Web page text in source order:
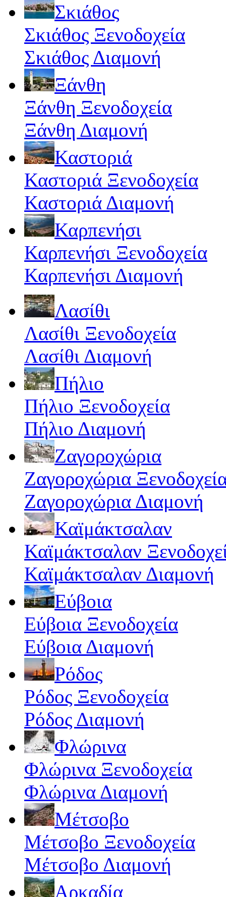
Σκιάθος
Σκιάθος Ξενοδοχεία
Σκιάθος Διαμονή
Ξάνθη
Ξάνθη Ξενοδοχεία
Ξάνθη Διαμονή
Καστοριά
Καστοριά Ξενοδοχεία
Καστοριά Διαμονή
Καρπενήσι
Καρπενήσι Ξενοδοχεία
Καρπενήσι Διαμονή
Λασίθι
Λασίθι Ξενοδοχεία
Λασίθι Διαμονή
Πήλιο
Πήλιο Ξενοδοχεία
Πήλιο Διαμονή
Ζαγοροχώρια
Ζαγοροχώρια
Ζαγοροχώρια Διαμονή
Καϊμάκτσαλαν
Καϊμάκτσαλαν
Καϊμάκτσαλαν Διαμονή
Εύβοια
Εύβοια Ξενοδοχεία
Εύβοια Διαμονή
Ρόδος
Ρόδος Ξενοδοχεία
Ρόδος Διαμονή
Φλώρινα
Φλώρινα Ξενοδοχεία
Φλώρινα Διαμονή
Μέτσοβο
Μέτσοβο Ξενοδοχεία
Μέτσοβο Διαμονή
Αρκαδία